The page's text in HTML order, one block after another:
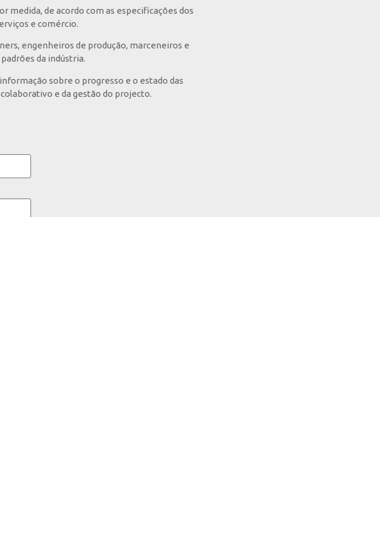
medida, de acordo com as especificações dos
e comércio.
engenheiros de produção, marceneiros e
da indústria.
sobre o progresso e o estado das
e da gestão do projecto.